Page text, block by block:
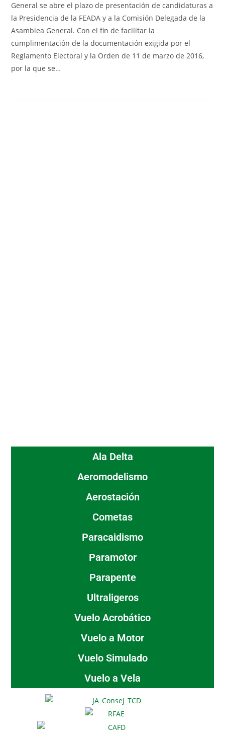
General se abre el plazo de presentación de candidaturas a
la Presidencia de la FEADA y a la Comisión Delegada de la
Asamblea General. Con el fin de facilitar la
cumplimentación de la documentación exigida por el
Reglamento Electoral y la Orden de 11 de marzo de 2016,
por la que se…
Ala Delta
Aeromodelismo
Aerostación
Cometas
Paracaidismo
Paramotor
Parapente
Ultraligeros
Vuelo Acrobático
Vuelo a Motor
Vuelo Simulado
Vuelo a Vela